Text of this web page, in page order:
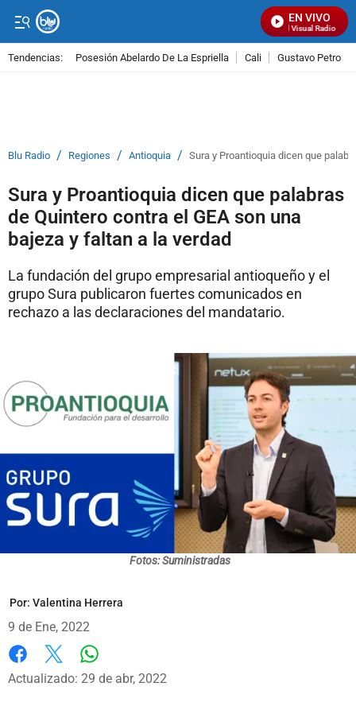
EN VIVO
Señal Visual Radio
Tendencias: Posesión Abelardo De La Espriella Cali Gustavo Petro
Blu Radio / Regiones / Antioquia / Sura y Proantioquia dicen que
Sura y Proantioquia dicen que palabras
de Quintero contra el GEA son una
bajeza y faltan a la verdad
La fundación del grupo empresarial antioqueño y el
grupo Sura publicaron fuertes comunicados en
rechazo a las declaraciones del mandatario.
Fotos: Suministradas
Por: Valentina Herrera
9 de Ene, 2022
Facebook
X
Actualizado: 29 de abr, 2022